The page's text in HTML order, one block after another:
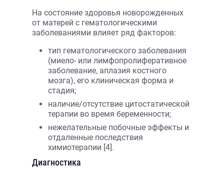
На состояние здоровья новорожденных
от матерей с гематологическими
заболеваниями влияет ряд факторов:
тип гематологического заболевания
(миело- или лимфопролиферативное
заболевание, аплазия костного
мозга), его клиническая форма и
стадия;
наличие/отсутствие цитостатической
терапии во время беременности;
нежелательные побочные эффекты и
отдаленные последствия
химиотерапии [4].
Диагностика